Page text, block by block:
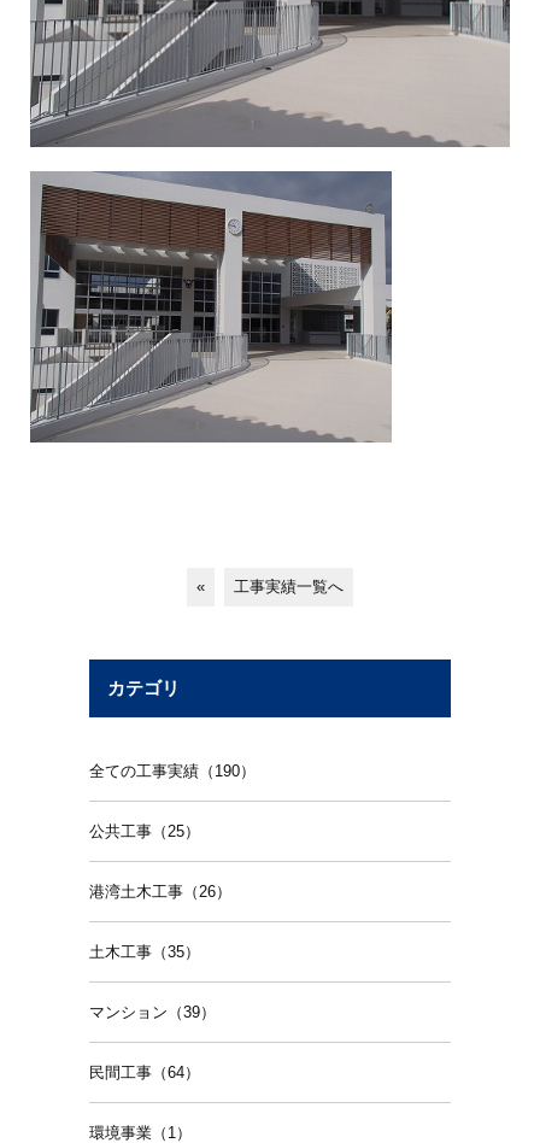
« 工事実績一覧へ
カテゴリ
全ての工事実績（190）
公共工事（25）
港湾土木工事（26）
土木工事（35）
マンション（39）
民間工事（64）
環境事業（1）